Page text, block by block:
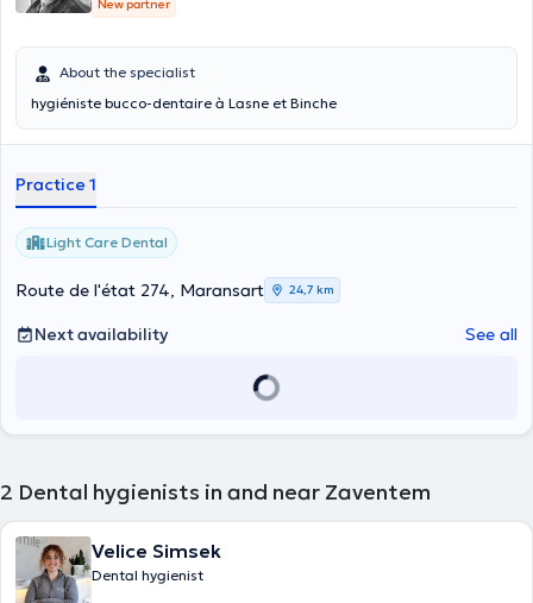
New partner
About the specialist
hygiéniste bucco-dentaire à Lasne et Binche
Practice 1
Light Care Dental
Route de l'état 274, Maransart 24,7 km
Next availability See all
2 Dental hygienists in and near Zaventem
Velice Simsek
Dental hygienist